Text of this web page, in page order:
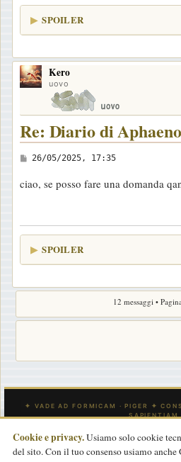
g
i
SPOILER
Kero
uovo
Re: Diario di
M
s
a
g
o
26/05/2025, 17:35
ciao, se posso fare una domanda
SPOILER
12 messaggi • Pagina
INDICE
Cookie e privacy.Usiamo solo cookie
del sito. Con il tuo consenso usiamo